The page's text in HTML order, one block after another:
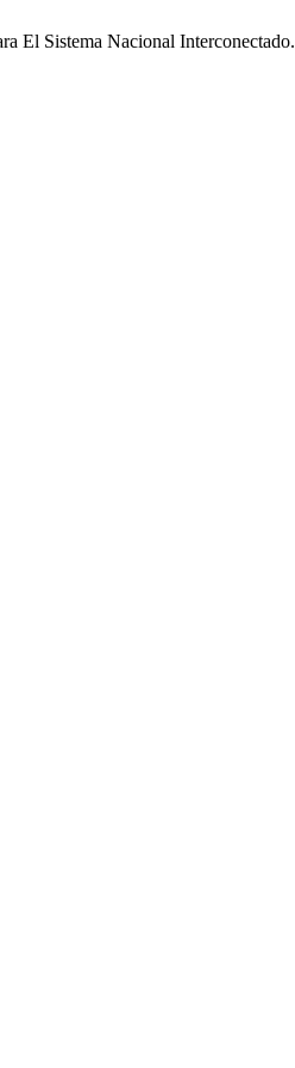
El Sistema Nacional Interconectado.